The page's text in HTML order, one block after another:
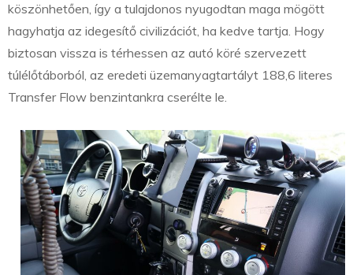
köszönhetően, így a tulajdonos nyugodtan maga mögött
hagyhatja az idegesítő civilizációt, ha kedve tartja. Hogy
biztosan vissza is térhessen az autó köré szervezett
túlélőtáborból, az eredeti üzemanyagtartályt 188,6 literes
Transfer Flow benzintankra cserélte le.